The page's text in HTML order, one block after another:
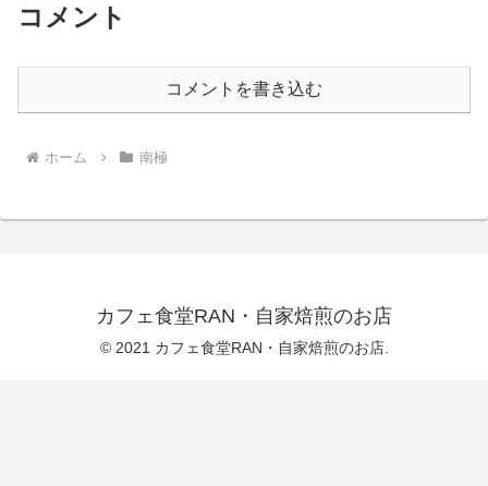
コメント
コメントを書き込む
ホーム 南極
カフェ食堂RAN・自家焙煎のお店
© 2021 カフェ食堂RAN・自家焙煎のお店.